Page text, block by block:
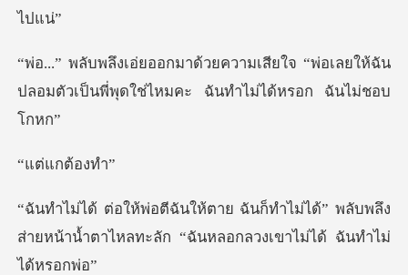
ียใจ “พ่อเลยให้ฉัน
ปลอมตัวเป็นพี่พุดใ
แกต้
ทำไม่ได้” พลับพลึง
ส่ายหน้าน้ำตาไหลทะลัก